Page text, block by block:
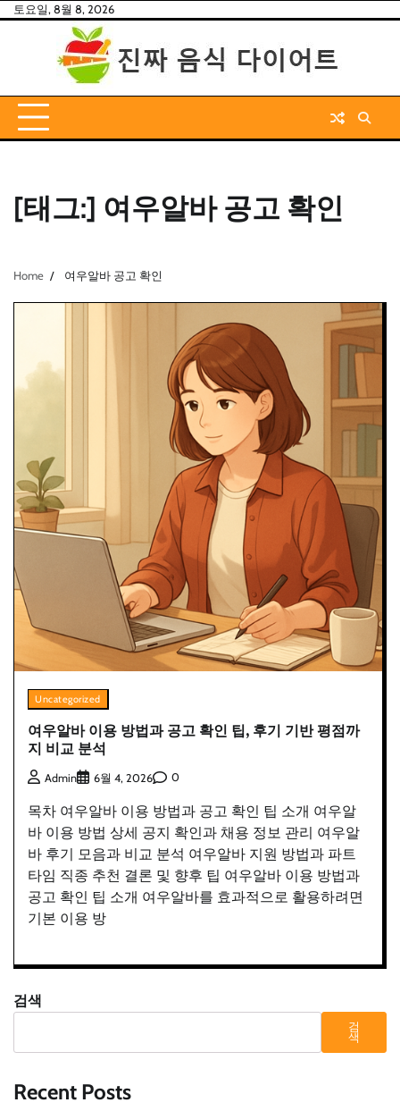
Skip토요일, 8월 8, 2026
[태그:] 여우알바 공고 확인
Home 여우알바 공고 확인
Uncategorized
여우알바 이용 방법과 공고 확인 팁, 후기 기반 평점까
지 비교 분석
Admin 6월 4, 2026 0
목차 여우알바 이용 방법과 공고 확인 팁 소개 여우알
바 이용 방법 상세 공지 확인과 채용 정보 관리 여우알
바 후기 모음과 비교 분석 여우알바 지원 방법과 파트
타임 직종 추천 결론 및 향후 팁 여우알바 이용 방법과
공고 확인 팁 소개 여우알바를 효과적으로 활용하려면
기본 이용 방
검색
검
색
Recent Posts